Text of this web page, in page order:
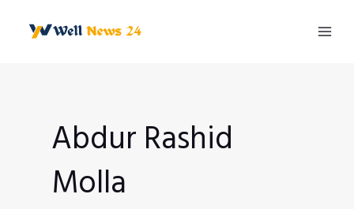
Abdur Rashid
Molla